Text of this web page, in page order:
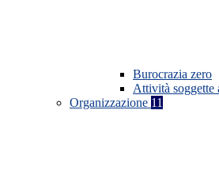
Burocrazia zero
Attività soggette
Organizzazione 11